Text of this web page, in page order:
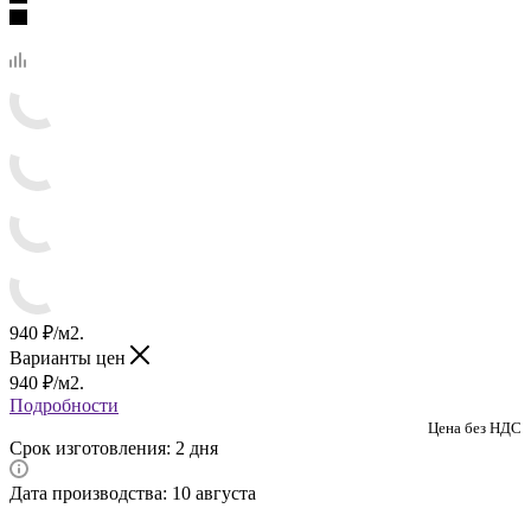
940 ₽/м2.
Варианты цен
940 ₽/м2.
Подробности
Цена без НДС
Срок изготовления: 2 дня
Дата производства: 10 августа